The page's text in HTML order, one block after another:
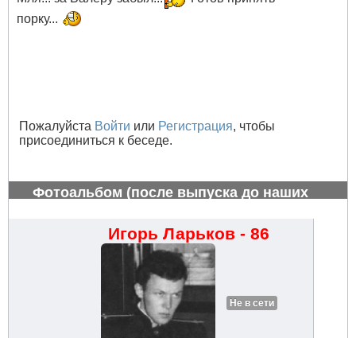
порку...
Пожалуйста Войти или Регистрация, чтобы
присоединиться к беседе.
Фотоальбом (после выпуска до наших
Игорь Ларьков - 86
Не в сети